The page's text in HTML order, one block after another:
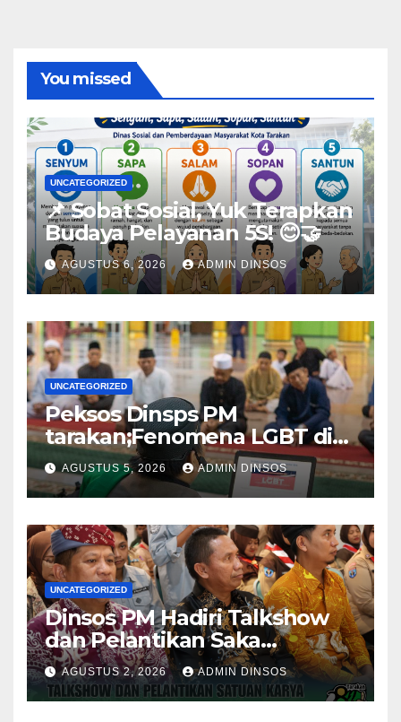
You missed
UNCATEGORIZED
📌 Sobat Sosial, Yuk Terapkan
Budaya Pelayanan 5S! 😊🤝
AGUSTUS 6, 2026 ADMIN DINSOS
UNCATEGORIZED
Peksos Dinsps PM
tarakan;Fenomena LGBT di
Sekitar Kita, Apa yang Harus
Dilakukan?
AGUSTUS 5, 2026 ADMIN DINSOS
UNCATEGORIZED
Dinsos PM Hadiri Talkshow
dan Pelantikan Saka
Pramuka Anti Narkotika Kota
Tarakan
AGUSTUS 2, 2026 ADMIN DINSOS